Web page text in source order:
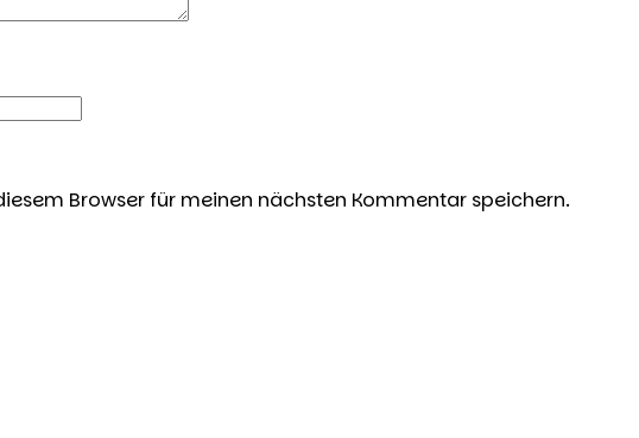
Browser für meinen nächsten Kommentar speichern.